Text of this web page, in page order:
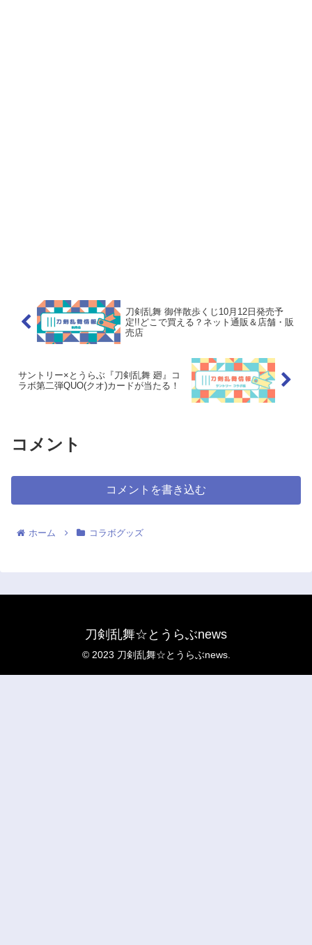
刀剣乱舞 御伴散歩くじ10月12日発売予
定!!どこで買える？ネット通販＆店舗・販
売店
サントリー×とうらぶ『刀剣乱舞 廻』コ
ラボ第二弾QUO(クオ)カードが当たる！
コメント
コメントを書き込む
ホーム コラボグッズ
刀剣乱舞☆とうらぶnews
© 2023 刀剣乱舞☆とうらぶnews.